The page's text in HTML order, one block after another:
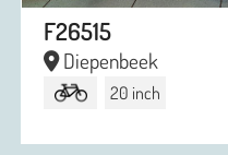
F26515
Diepenbeek
20 inch